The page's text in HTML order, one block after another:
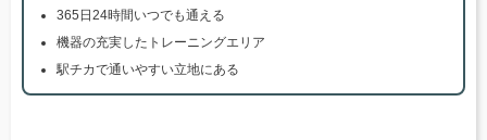
365日24時間いつでも通える
機器の充実したトレーニングエリア
駅チカで通いやすい立地にある